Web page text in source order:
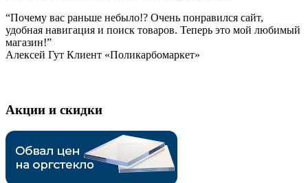
“Почему вас раньше небыло!? Очень понравился сайт,
удобная навигация и поиск товаров. Теперь это мой любимый
магазин!”
Алексей Гут Клиент «Поликарбомаркет»
Акции и скидки